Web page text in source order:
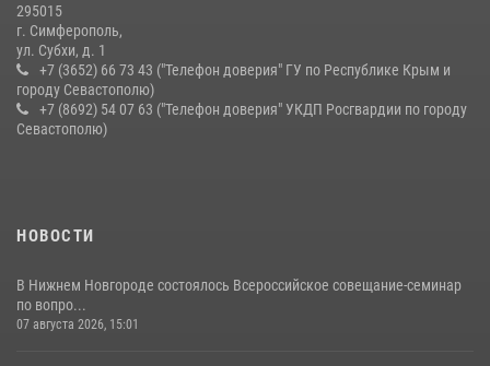
295015
г. Симферополь,
ул. Субхи, д. 1
+7 (3652) 66 73 43 ("Телефон доверия" ГУ по Республике Крым и
городу Севастополю)
+7 (8692) 54 07 63 ("Телефон доверия" УКДП Росгвардии по городу
Севастополю)
НОВОСТИ
В Нижнем Новгороде состоялось Всероссийское совещание-семинар
по вопро...
07 августа 2026, 15:01